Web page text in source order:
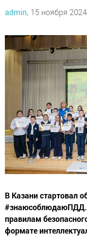
admin, 15 ноября
В Казани стартовал
#знаюсоблюдаюПДД.
правилам
формате